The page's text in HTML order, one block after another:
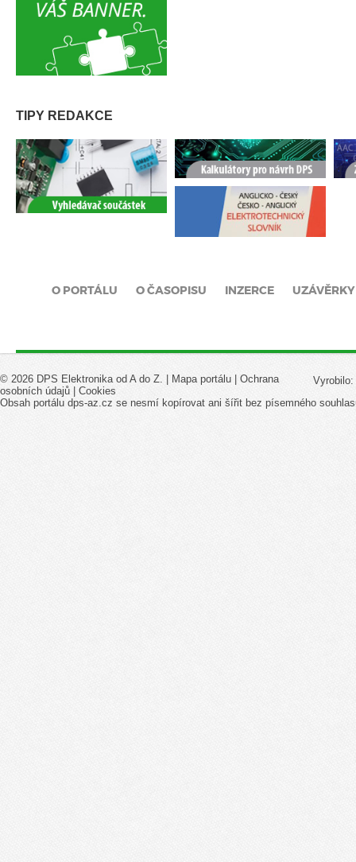
TIPY REDAKCE
O PORTÁLU O ČASOPISU INZERCE UZÁVĚRKY
Vyrobilo:
© 2026 DPS Elektronika od A do Z. | Mapa portálu
Ochrana
osobních údajů
Cookies
Obsah portálu dps-az.cz se nesmí kopírovat ani šířit bez písemného